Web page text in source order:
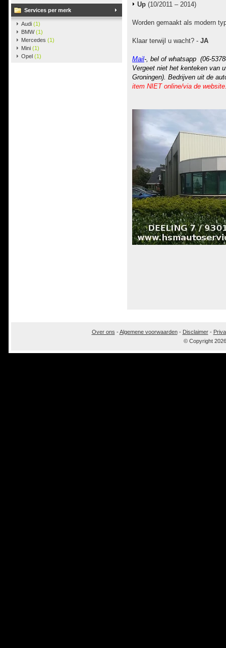
Services per merk
Audi (1)
BMW(1)
Mercedes (1)
Mini (1)
Opel (1)
Up (10/2011 – 2014)
Worden gemaakt als modern
Klaar terwijl u wacht? - JA
Mail-, bel of whatsapp (06-
Vergeet niet het kenteken van
Groningen). Bedrijven uit de
item NIET online/via de
Over ons -Algemene voorwaarden- Disclaimer-
© Copyright